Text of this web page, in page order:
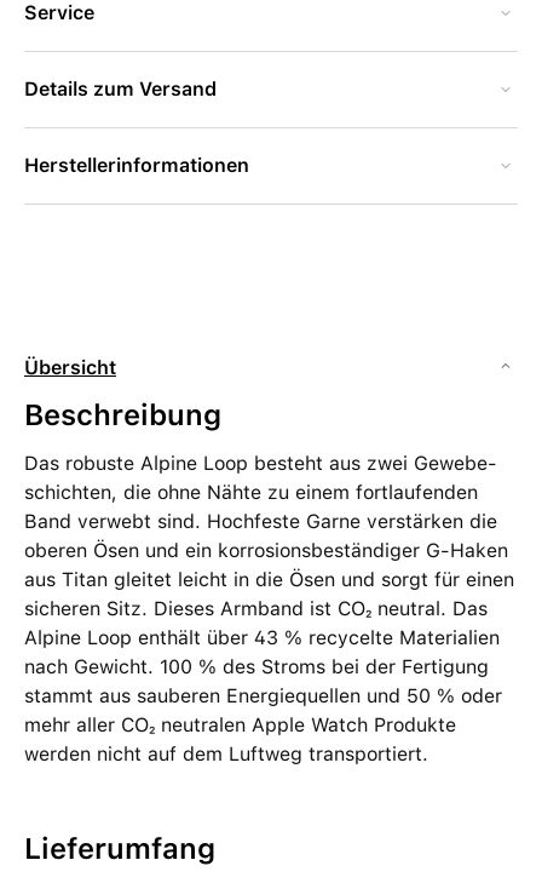
Service
Details zum Versand
Herstellerinformationen
Übersicht
Beschreibung
Das robuste Alpine Loop besteht aus zwei Gewebe­
schichten, die ohne Nähte zu einem fortlaufenden
Band verwebt sind. Hochfeste Garne verstärken die
oberen Ösen und ein korrosionsbeständiger G-Haken
aus Titan gleitet leicht in die Ösen und sorgt für einen
sicheren Sitz. Dieses Armband ist CO₂ neutral. Das
Alpine Loop enthält über 43 % recycelte Materialien
nach Gewicht. 100 % des Stroms bei der Fertigung
stammt aus sauberen Energiequellen und 50 % oder
mehr aller CO₂ neutralen Apple Watch Produkte
werden nicht auf dem Luftweg transportiert.
Lieferumfang